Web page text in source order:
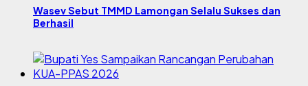
Wasev Sebut TMMD Lamongan Selalu Sukses dan
Berhasil